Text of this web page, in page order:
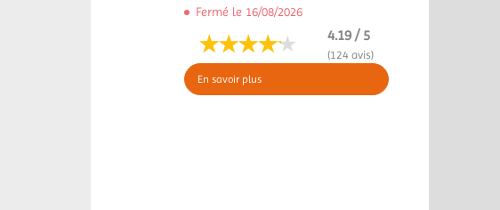
Fermé le 16/08/2026
4.19 / 5
(124 avis)
En savoir plus